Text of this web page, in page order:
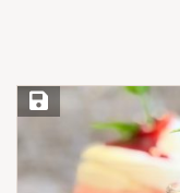
Save Recipe